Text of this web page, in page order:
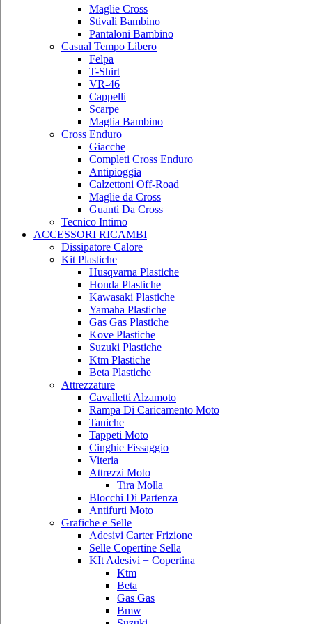
Maglie Cross
Stivali Bambino
Pantaloni Bambino
Casual Tempo Libero
Felpa
T-Shirt
VR-46
Cappelli
Scarpe
Maglia Bambino
Cross Enduro
Giacche
Completi Cross Enduro
Antipioggia
Calzettoni Off-Road
Maglie da Cross
Guanti Da Cross
Tecnico Intimo
ACCESSORI RICAMBI
Dissipatore Calore
Kit Plastiche
Husqvarna Plastiche
Honda Plastiche
Kawasaki Plastiche
Yamaha Plastiche
Gas Gas Plastiche
Kove Plastiche
Suzuki Plastiche
Ktm Plastiche
Beta Plastiche
Attrezzature
Cavalletti Alzamoto
Rampa Di Caricamento Moto
Taniche
Tappeti Moto
Cinghie Fissaggio
Viteria
Attrezzi Moto
Tira Molla
Blocchi Di Partenza
Antifurti Moto
Grafiche e Selle
Adesivi Carter Frizione
Selle Copertine Sella
KIt Adesivi + Copertina
Ktm
Beta
Gas Gas
Bmw